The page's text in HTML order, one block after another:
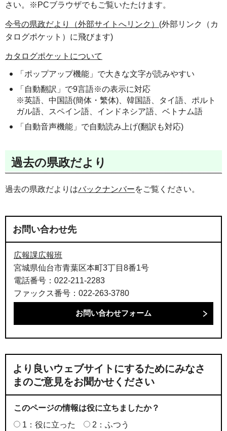
さい。※PCブラウザでもご覧いたたけます。
今号の県政だより（外部サイトへリンク） (外部リンク（カ
タログポケット）に飛びます)
カタログポケットについて
「ポップアップ機能」で大きな文字が読みやすい
「自動翻訳」で9言語※の表示に対応
※英語、中国語(簡体・繁体)、韓国語、タイ語、ポルト
ガル語、スペイン語、インドネシア語、ベトナム語
「自動音声機能」で自動読み上げ(翻訳も対応)
過去の県政だより
過去の県政だよりはバックナンバーをご覧ください。
お問い合わせ先
広報課広報班
宮城県仙台市青葉区本町3丁目8番1号
電話番号：022-211-2283
ファックス番号：022-263-3780
より良いウェブサイトにするためにみなさ
まのご意見をお聞かせください
このページの情報は役に立ちましたか？
1：役に立った
2：ふつう